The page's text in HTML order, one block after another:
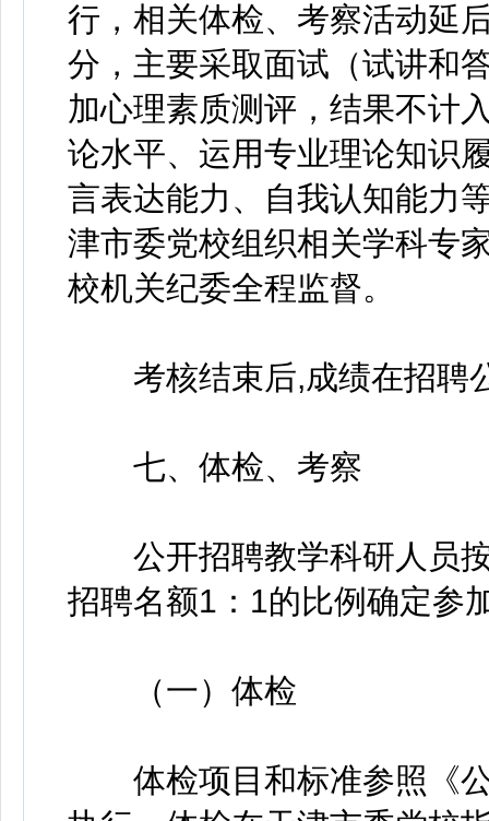
行，相关体检、考察活动延
分，主要采取面试（试讲和
加心理素质测评，结果不计
论水平、运用专业理论知识
言表达能力、自我认知能力
津市委党校组织相关学科专
校机关纪委全程监督。
考核结束后,成绩在招聘
七、体检、考察
公开招聘教学科研人员按
招聘名额1：1的比例确定参
（一）体检
体检项目和标准参照《公